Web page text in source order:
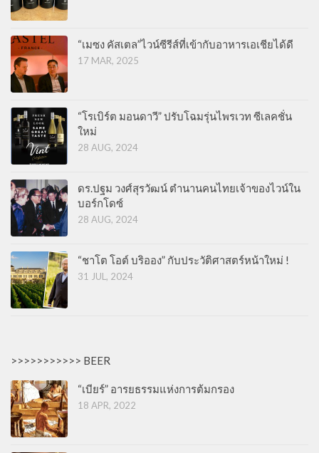
“เมซง คัสเตล”ไวน์ซีรีส์ที่เข้ากับอาหารเอเชียได้ดี
17 MAR, 2025
“โรเบิร์ต มอนดาวี” ปรับโฉมรุ่นไพรเวท ซีเลคชั่น
ใหม่
28 AUG, 2024
ดร.ปฐม วงศ์สุรวัฒน์ ตำนานคนไทยเจ้าของไวน์ใน
บอร์กโดซ์
28 AUG, 2024
“ชาโต โอต์ บริออง” กับประวัติศาสตร์หน้าใหม่ !
31 JUL, 2024
>>>>>>>>>>> BEER
“เบียร์” อารยธรรมแห่งการต้มกรอง
18 APR, 2022